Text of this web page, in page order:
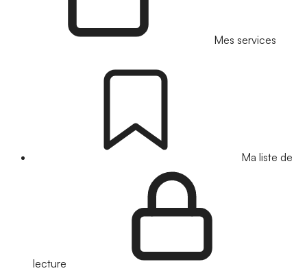
Mes services
Ma liste de
lecture